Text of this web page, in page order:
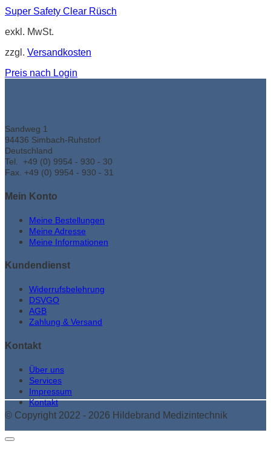
Super Safety Clear Rüsch
exkl. MwSt.
zzgl. Versandkosten
Preis nach Login
Sandweg 1
94436 Simbach-Ruhstorf
Deutschland
Tel. +49 (0) 9954 - 930 - 30
Fax. +49 (0) 9954 - 930 - 31
Mein Konto
Meine Bestellungen
Meine Adresse
Meine Informationen
Kundendienst
Widerrufsbelehrung
DSVGO
AGB
Zahlung & Versand
Kontakt
Über uns
Services
Impressum
Kontakt
© Copyright 2022 - 2026 Hildebrand Medizintechnik